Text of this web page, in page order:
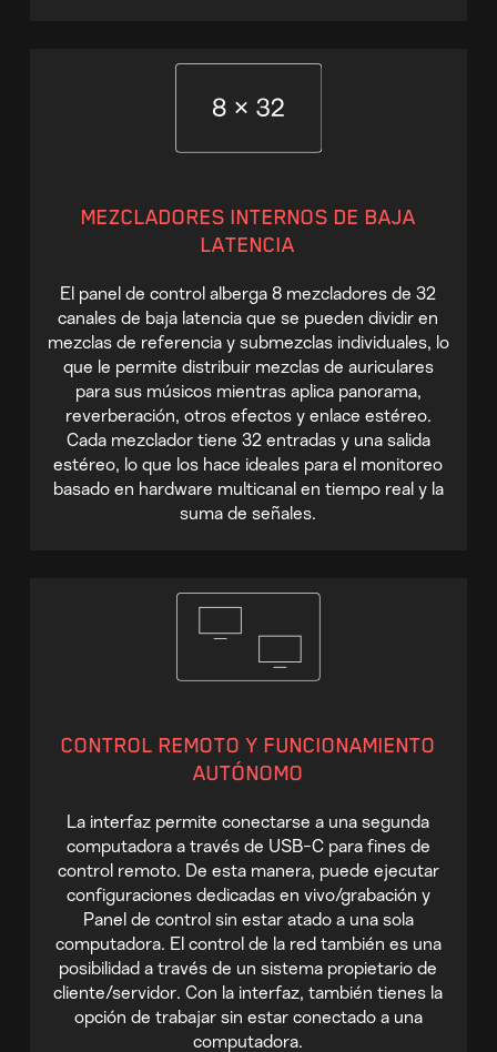
MEZCLADORES INTERNOS DE BAJA
LATENCIA
El panel de control alberga 8 mezcladores de 32
canales de baja latencia que se pueden dividir en
mezclas de referencia y submezclas individuales, lo
que le permite distribuir mezclas de auriculares
para sus músicos mientras aplica panorama,
reverberación, otros efectos y enlace estéreo.
Cada mezclador tiene 32 entradas y una salida
estéreo, lo que los hace ideales para el monitoreo
basado en hardware multicanal en tiempo real y la
suma de señales.
CONTROL REMOTO Y FUNCIONAMIENTO
AUTÓNOMO
La interfaz permite conectarse a una segunda
computadora a través de USB-C para fines de
control remoto. De esta manera, puede ejecutar
configuraciones dedicadas en vivo/grabación y
Panel de control sin estar atado a una sola
computadora. El control de la red también es una
posibilidad a través de un sistema propietario de
cliente/servidor. Con la interfaz, también tienes la
opción de trabajar sin estar conectado a una
computadora.